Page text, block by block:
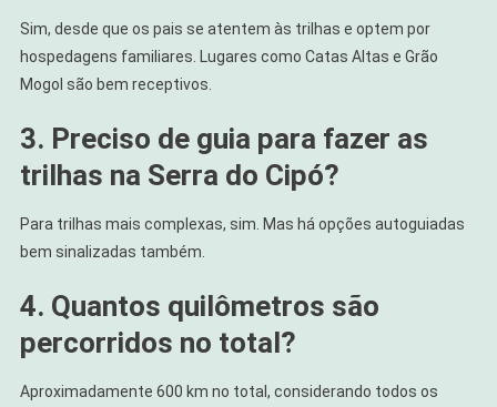
Sim, desde que os pais se atentem às trilhas e optem por
hospedagens familiares. Lugares como Catas Altas e Grão
Mogol são bem receptivos.
3. Preciso de guia para fazer as
trilhas na Serra do Cipó?
Para trilhas mais complexas, sim. Mas há opções autoguiadas
bem sinalizadas também.
4. Quantos quilômetros são
percorridos no total?
Aproximadamente 600 km no total, considerando todos os